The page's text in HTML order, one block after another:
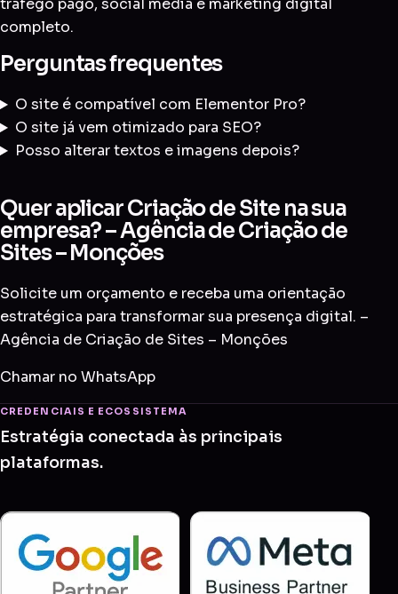
tráfego pago, social media e marketing digital
completo.
Perguntas frequentes
O site é compatível com Elementor Pro?
O site já vem otimizado para SEO?
Posso alterar textos e imagens depois?
Quer aplicar Criação de Site na sua
empresa? – Agência de Criação de
Sites – Monções
Solicite um orçamento e receba uma orientação
estratégica para transformar sua presença digital. –
Agência de Criação de Sites – Monções
Chamar no WhatsApp
CREDENCIAIS E ECOSSISTEMA
Estratégia conectada às principais
plataformas.